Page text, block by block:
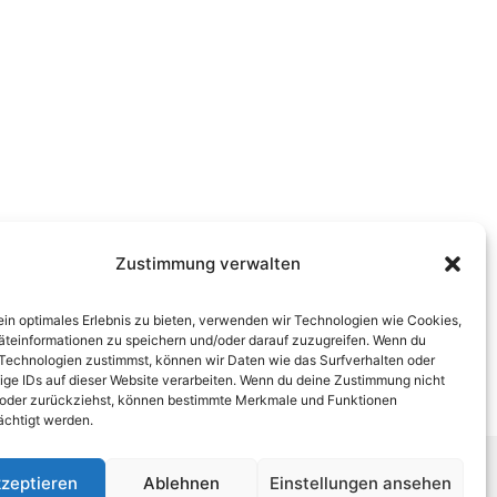
Zustimmung verwalten
optimales Erlebnis zu bieten, verwenden wir Technologien wie Cookies,
zu speichern und/oder darauf zuzugreifen. Wenn du
zustimmst, können wir Daten wie das Surfverhalten oder
IDs auf dieser Website verarbeiten. Wenn du deine Zustimmung nicht
zurückziehst, können bestimmte Merkmale und Funktionen
werden.
Ablehnen Einstellungen ansehen